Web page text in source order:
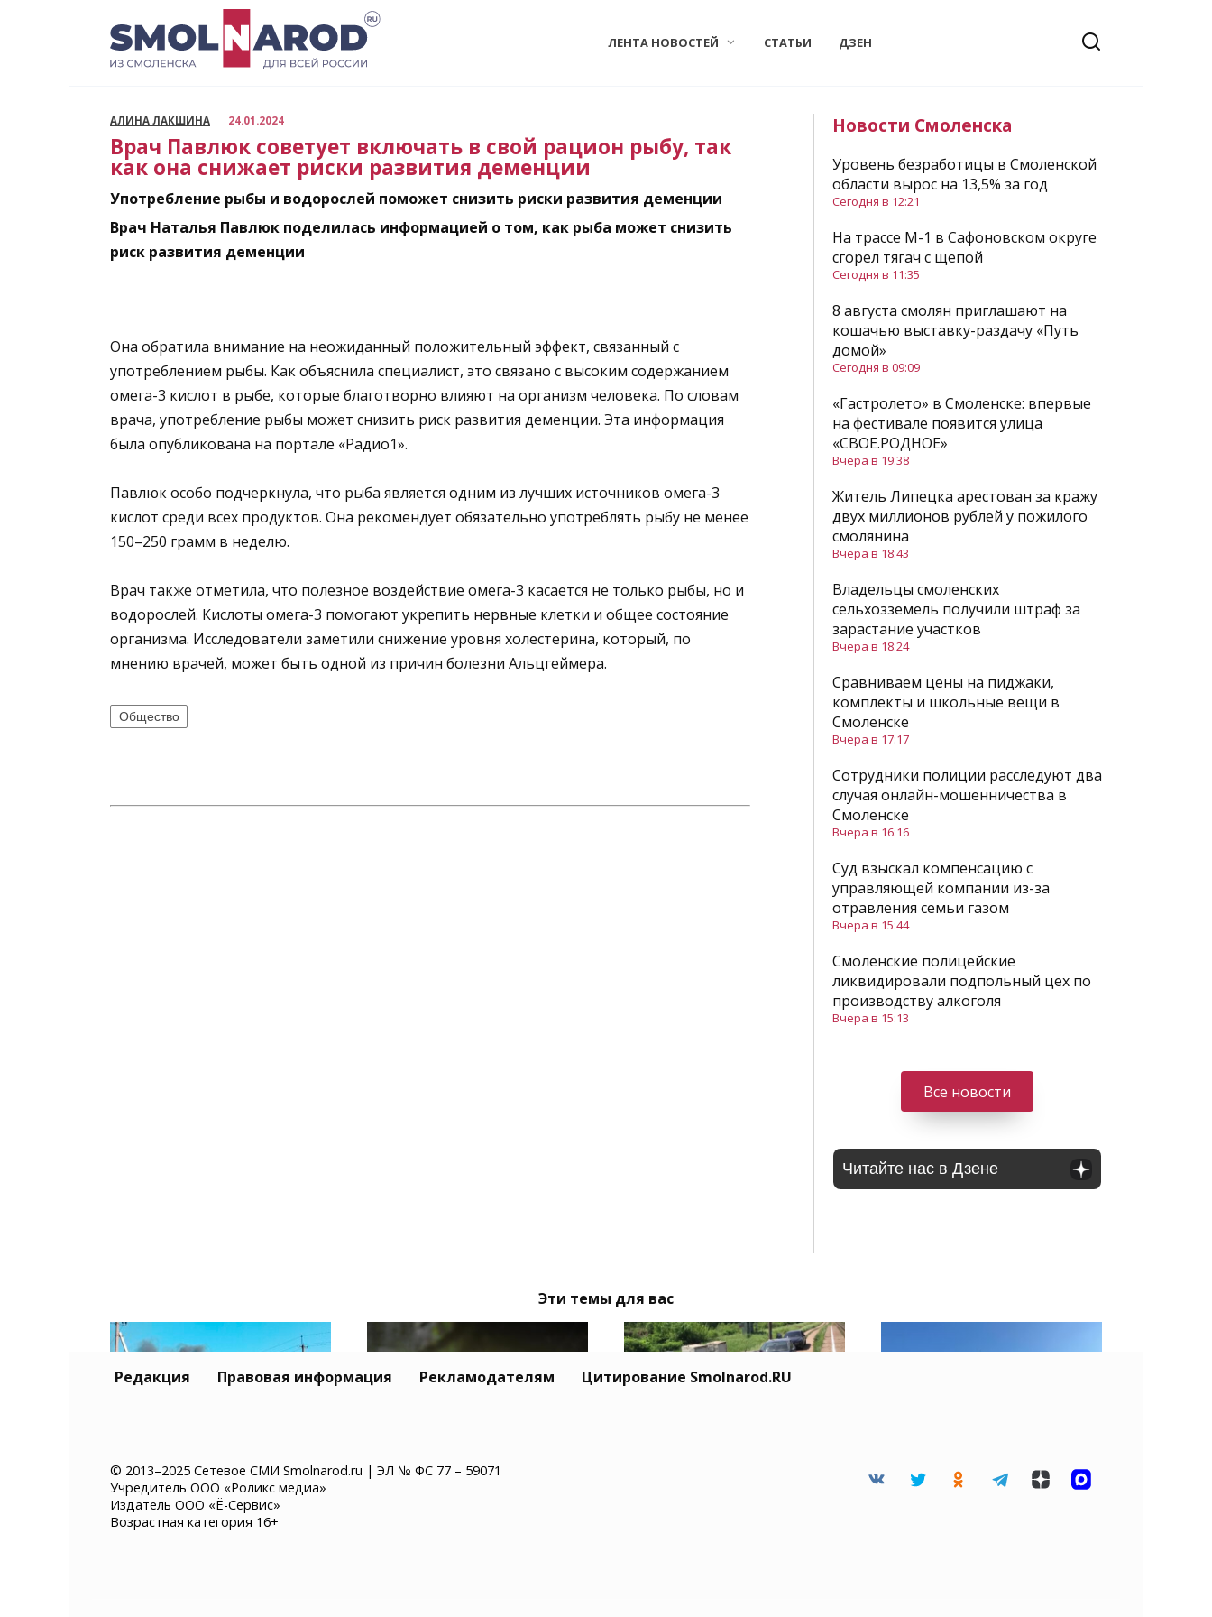
ЛЕНТА НОВОСТЕЙ СТАТЬИ ДЗЕН
АЛИНА ЛАКШИНА 24.01.2024
Врач Павлюк советует включать в свой рацион рыбу, так
как она снижает риски развития деменции
Употребление рыбы и водорослей поможет снизить риски развития деменции
Врач Наталья Павлюк поделилась информацией о том, как рыба может снизить
риск развития деменции
Она обратила внимание на неожиданный положительный эффект, связанный с
употреблением рыбы. Как объяснила специалист, это связано с высоким содержанием
омега-3 кислот в рыбе, которые благотворно влияют на организм человека. По словам
врача, употребление рыбы может снизить риск развития деменции. Эта информация
была опубликована на портале «Радио1».
Павлюк особо подчеркнула, что рыба является одним из лучших источников омега-3
кислот среди всех продуктов. Она рекомендует обязательно употреблять рыбу не менее
150–250 грамм в неделю.
Врач также отметила, что полезное воздействие омега-3 касается не только рыбы, но и
водорослей. Кислоты омега-3 помогают укрепить нервные клетки и общее состояние
организма. Исследователи заметили снижение уровня холестерина, который, по
мнению врачей, может быть одной из причин болезни Альцгеймера.
Общество
Новости Смоленска
Уровень безработицы в Смоленской
области вырос на 13,5% за год
Сегодня в 12:21
На трассе М-1 в Сафоновском округе
сгорел тягач с щепой
Сегодня в 11:35
8 августа смолян приглашают на
кошачью выставку-раздачу «Путь
домой»
Сегодня в 09:09
«Гастролето» в Смоленске: впервые
на фестивале появится улица
«СВОЕ.РОДНОЕ»
Вчера в 19:38
Житель Липецка арестован за кражу
двух миллионов рублей у пожилого
смолянина
Вчера в 18:43
Владельцы смоленских
сельхозземель получили штраф за
зарастание участков
Вчера в 18:24
Сравниваем цены на пиджаки,
комплекты и школьные вещи в
Смоленске
Вчера в 17:17
Сотрудники полиции расследуют два
случая онлайн-мошенничества в
Смоленске
Вчера в 16:16
Суд взыскал компенсацию с
управляющей компании из-за
отравления семьи газом
Вчера в 15:44
Смоленские полицейские
ликвидировали подпольный цех по
производству алкоголя
Вчера в 15:13
Все новости
Читайте нас в Дзене
Эти темы для вас
Склад Wildberries в
Самарской области
выгорел полностью
«Хорошие» облака
Редакция Правовая информация Рекламодателям Цитирование Smolnarod.RU
© 2013–2025 Сетевое СМИ Smolnarod.ru | ЭЛ № ФС 77 – 59071
Учредитель ООО «Роликс медиа»
Издатель ООО «Ё-Сервис»
Возрастная категория 16+